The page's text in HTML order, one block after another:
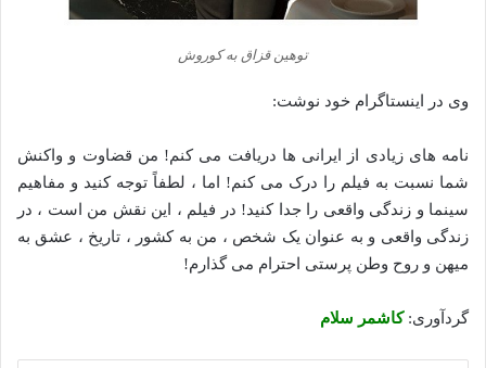
توهین قزاق به کوروش
وی در اینستاگرام خود نوشت:
نامه های زیادی از ایرانی ها دریافت می کنم! من قضاوت و واکنش
شما نسبت به فیلم را درک می کنم! اما ، لطفاً توجه کنید و مفاهیم
سینما و زندگی واقعی را جدا کنید! در فیلم ، این نقش من است ، در
زندگی واقعی و به عنوان یک شخص ، من به کشور ، تاریخ ، عشق به
میهن و روح وطن پرستی احترام می گذارم!
گردآوری:کاشمر سلام